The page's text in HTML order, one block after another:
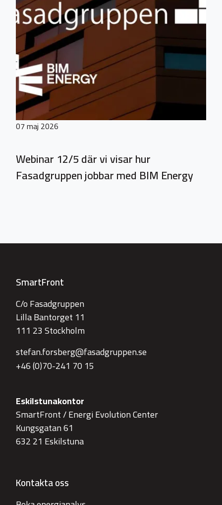
07 maj 2026
Webinar 12/5 där vi visar hur
Fasadgruppen jobbar med BIM Energy
SmartFront
C/o Fasadgruppen
Lilla Bantorget 11
111 23 Stockholm
stefan.forsberg@fasadgruppen.se
+46 (0)70-241 70 15
Eskilstunakontor
SmartFront / Energi Evolution Center
Kungsgatan 61
632 21 Eskilstuna
Kontakta oss